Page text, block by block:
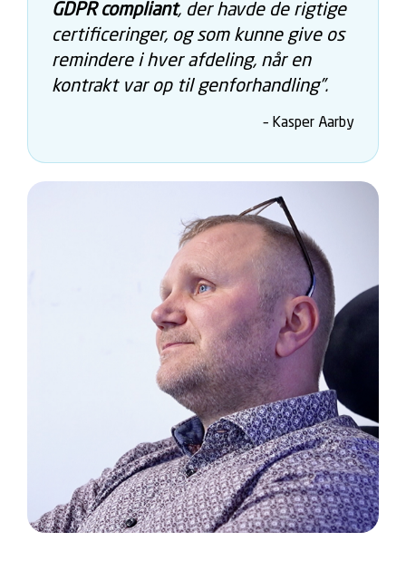
GDPR compliant, der havde de rigtige
certificeringer, og som kunne give os
remindere i hver afdeling, når en
kontrakt var op til genforhandling”.
– Kasper Aarby